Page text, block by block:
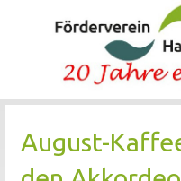
Unser Verein bietet
Pflegezentrum Haus
fördern.
August-